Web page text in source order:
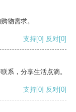
物需求。
支持[0] 反对[0]
系，分享生活点滴。
支持[0] 反对[0]